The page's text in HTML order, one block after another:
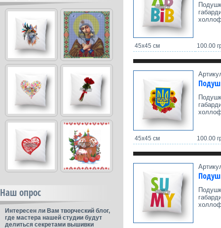
Наш опрос
Интересен ли Вам творческий блог,
где мастера нашей студии будут
делиться секретами вышивки
45х45 см 100.00
45х45 см 100.00